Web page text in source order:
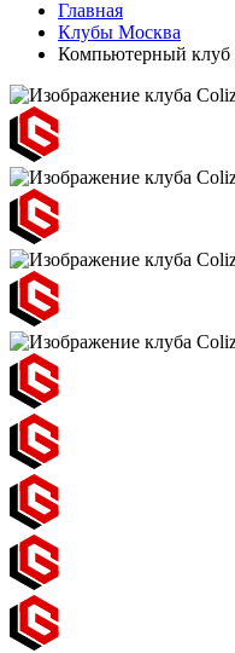
Главная
Клубы Москва
Компьютерный клуб